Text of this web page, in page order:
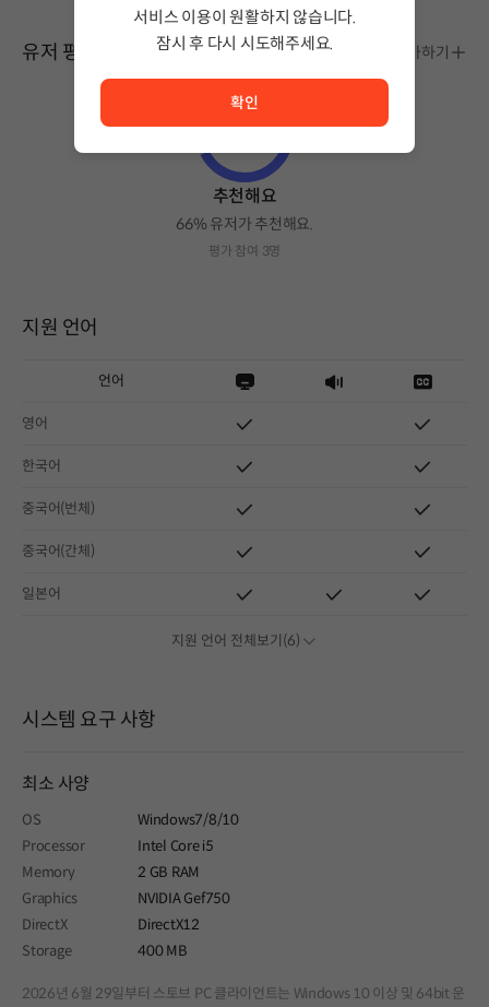
유저 평가 평가하기
추천해요
66% 유저가 추천해요.
평가 참여 3명
지원 언어
언어
영어
한국어
중국어(번체)
중국어(간체)
일본어
지원 언어 전체보기(6)
시스템 요구 사항
최소 사양
OS
Windows7/8/10
Processor
Intel Core i5
Memory
2 GB RAM
Graphics
NVIDIA Gef750
DirectX
DirectX12
Storage
400 MB
2026년 6월 29일부터 스토브 PC 클라이언트는 Windows 10 이상 및 64bit 운
서비스 이용이 원활하지 않습니다.
잠시 후 다시 시도해주세요.
확인